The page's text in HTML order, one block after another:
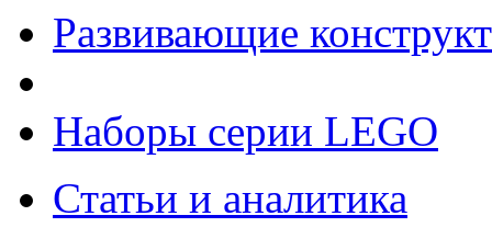
Развивающие
Наборы серии LEGO
Статьи и аналитика